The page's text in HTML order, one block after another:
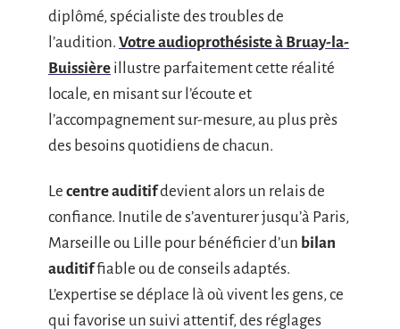
diplômé, spécialiste des troubles de
l’audition. Votre audioprothésiste à Bruay-la-
Buissière illustre parfaitement cette réalité
locale, en misant sur l’écoute et
l’accompagnement sur-mesure, au plus près
des besoins quotidiens de chacun.
Le centre auditifdevient alors un relais de
confiance. Inutile de s’aventurer jusqu’à Paris,
Marseille ou Lille pour bénéficier d’un bilan
auditiffiable ou de conseils adaptés.
L’expertise se déplace là où vivent les gens, ce
qui favorise un suivi attentif, des réglages